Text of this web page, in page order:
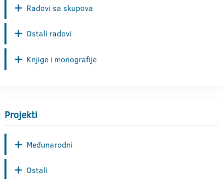
Radovi sa skupova
Ostali radovi
Knjige i monografije
Projekti
Međunarodni
Ostali